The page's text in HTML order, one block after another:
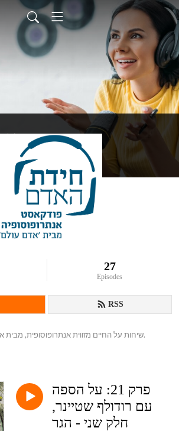
adamolam/feed.xml
27
Episodes
RSS
שיחות על החיים מזווית אנתרופוסופית, מבית אדם עולם. מגיש נועם שרון.
פרק 21: על הספה
עם רודולף שטיינר,
חלק שני - הגר